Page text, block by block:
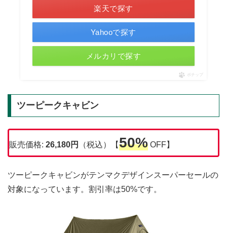
楽天で探す
Yahooで探す
メルカリで探す
ポチップ
ツーピークキャビン
販売価格: 26,180円 （税込）【50% OFF】
ツーピークキャビンがテンマクデザインスーパーセールの
対象になっています。割引率は50%です。